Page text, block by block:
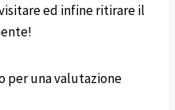
ed infine ritirare il
per una valutazione